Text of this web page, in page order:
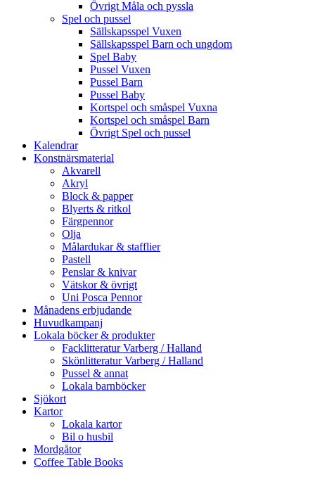
Övrigt Måla och pyssla
Spel och pussel
Sällskapsspel Vuxen
Sällskapsspel Barn och ungdom
Spel Baby
Pussel Vuxen
Pussel Barn
Pussel Baby
Kortspel och småspel Vuxna
Kortspel och småspel Barn
Övrigt Spel och pussel
Kalendrar
Konstnärsmaterial
Akvarell
Akryl
Block & papper
Blyerts & ritkol
Färgpennor
Olja
Målardukar & stafflier
Pastell
Penslar & knivar
Vätskor & övrigt
Uni Posca Pennor
Månadens erbjudande
Huvudkampanj
Lokala böcker & produkter
Facklitteratur Varberg / Halland
Skönlitteratur Varberg / Halland
Pussel & annat
Lokala barnböcker
Sjökort
Kartor
Lokala kartor
Bil o husbil
Mordgåtor
Coffee Table Books